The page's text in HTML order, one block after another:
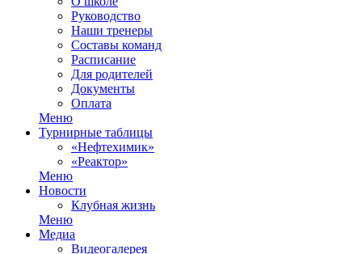
Руководство
Наши тренеры
Составы команд
Расписание
Для родителей
Документы
Оплата
Меню
Турнирные таблицы
«Нефтехимик»
«Реактор»
Меню
Новости
Клубная жизнь
Меню
Медиа
Видеогалерея